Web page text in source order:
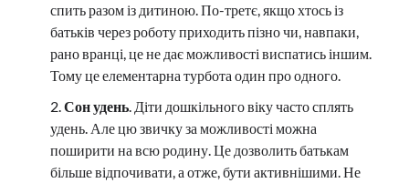
спить разом із дитиною. По-третє, якщо хтось із
батьків через роботу приходить пізно чи, навпаки,
рано вранці, це не дає можливості виспатись іншим.
Тому це елементарна турбота один про одного.
Сон удень . Діти дошкільного віку часто сплять
удень. Але цю звичку за можливості можна
поширити на всю родину. Це дозволить батькам
більше відпочивати, а отже, бути активнішими. Не